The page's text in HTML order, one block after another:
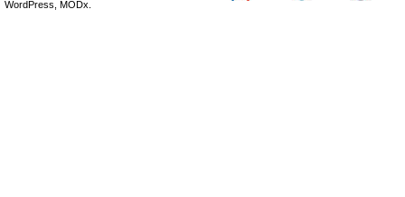
WordPress, MODx.